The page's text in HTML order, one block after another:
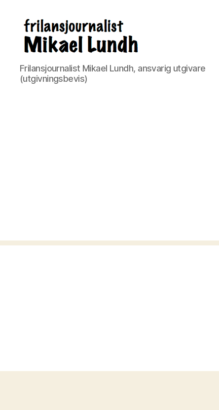
ready24seven.se
Frilansjournalist Mikael Lundh, ansvarig utgivare
(utgivningsbevis)